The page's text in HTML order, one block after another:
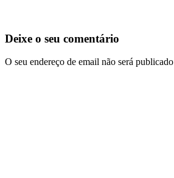
Deixe o seu comentário
O seu endereço de email não será publicado